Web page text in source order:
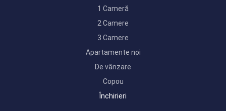
1 Cameră
2 Camere
3 Camere
Apartamente noi
De vânzare
Copou
Închirieri